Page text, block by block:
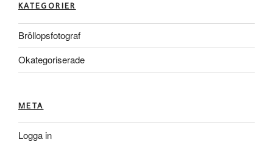
KATEGORIER
Bröllopsfotograf
Okategoriserade
META
Logga in